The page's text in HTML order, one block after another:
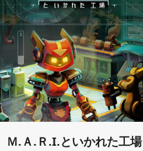
Ｍ.Ａ.Ｒ.I.といかれた工場